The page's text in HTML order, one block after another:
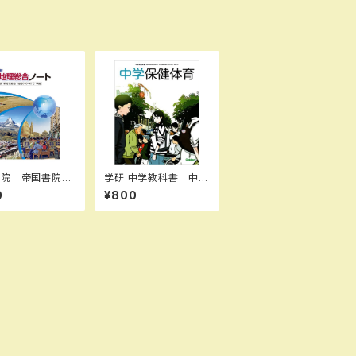
院 帝国書院
新地理総合ノ
（令和8年
品 問題集本
学研 中学教科書 中学
保健体育 ［教番：保体
704］ 新品 ISBN：9
784904811764 IS
¥800